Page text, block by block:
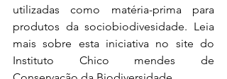
utilizadas como matéria-prima para
produtos da sociobiodivesidade. Leia
mais sobre esta iniciativa no site do
Instituto Chico mendes de